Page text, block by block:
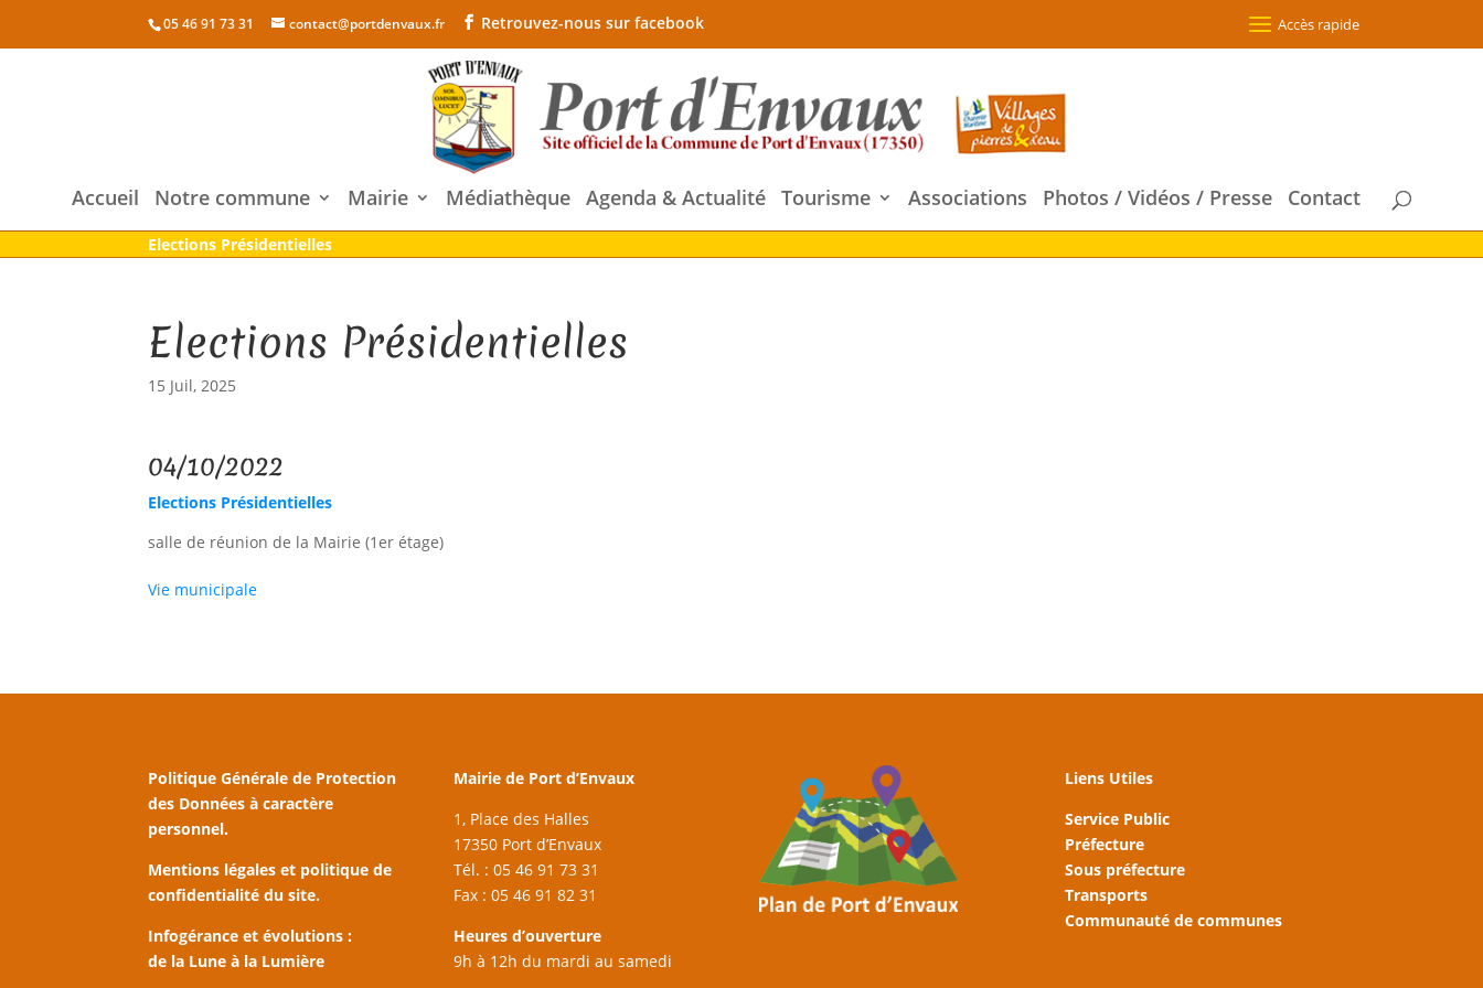
05 46 91 73 31 contact@portdenvaux.fr Retrouvez-nous sur facebook Accès rapide
Accueil Notre commune Mairie Médiathèque Agenda & Actualité Tourisme Associations Photos / Vidéos / Presse Contact
Elections Présidentielles
Elections Présidentielles
15 Juil, 2025
04/10/2022
Elections Présidentielles
salle de réunion de la Mairie (1er étage)
Vie municipale
Politique Générale de Protection
des Données à caractère
personnel.
Mentions légales et politique de
confidentialité du site.
Infogérance et évolutions :
de la Lune à la Lumière
Mairie de Port d’Envaux
1, Place des Halles
17350 Port d’Envaux
Tél. : 05 46 91 73 31
Fax : 05 46 91 82 31
Heures d’ouverture
9h à 12h du mardi au samedi
Liens Utiles
Service Public
Préfecture
Sous préfecture
Transports
Communauté de communes